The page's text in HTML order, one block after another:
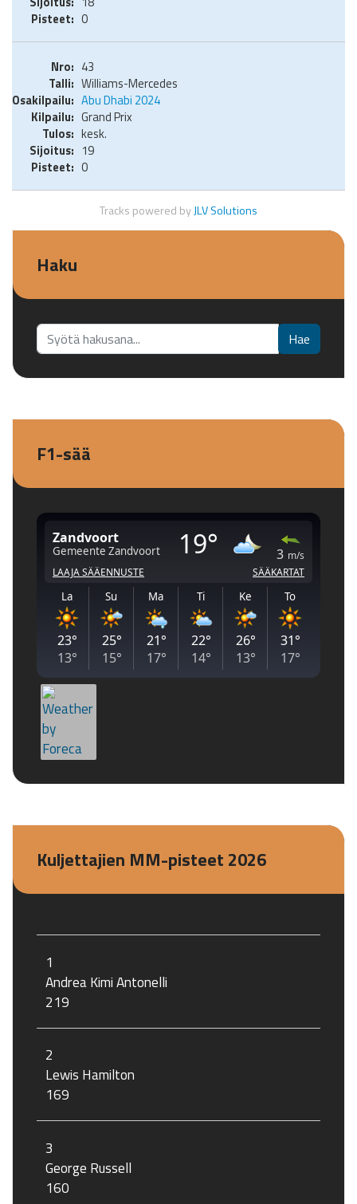
0
43
Williams-Mercedes
Abu Dhabi 2024
Grand Prix
kesk.
19
0
Tracks powered byJLV Solutions
Haku
Etsi... Hae
F1-sää
Kuljettajien MM-pisteet 2026
1
Andrea Kimi Antonelli
219
2
Lewis Hamilton
169
3
George Russell
160